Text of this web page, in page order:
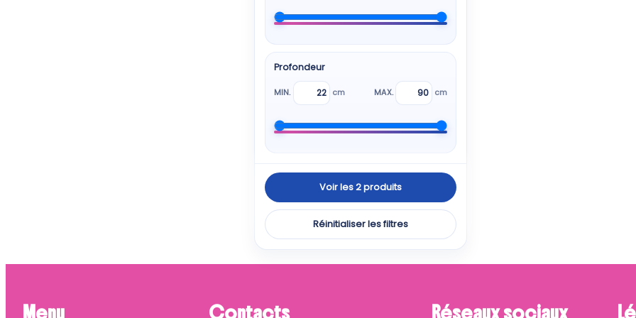
Profondeur
MIN. cm MAX. cm
Voir les 2 produits
Réinitialiser les filtres
Menu Contacts Réseaux sociaux